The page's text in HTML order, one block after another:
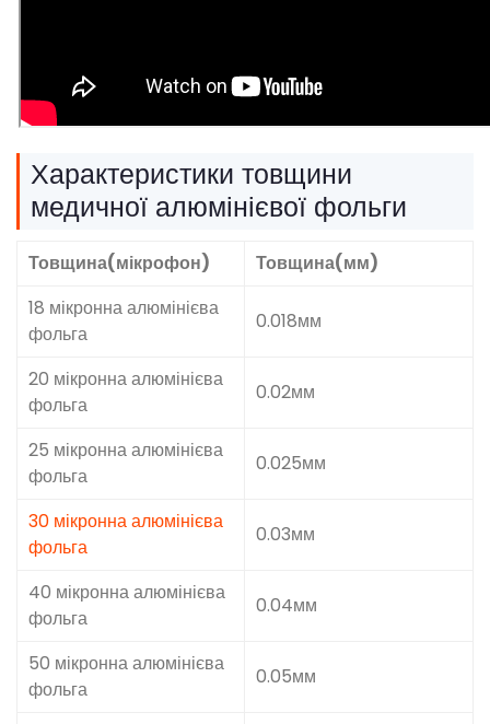
Характеристики товщини
медичної алюмінієвої фольги
Товщина(мікрофон)
Товщина(мм)
18 мікронна алюмінієва
фольга
0.018мм
20 мікронна алюмінієва
фольга
0.02мм
25 мікронна алюмінієва
фольга
0.025мм
30 мікронна алюмінієва
фольга
0.03мм
40 мікронна алюмінієва
фольга
0.04мм
50 мікронна алюмінієва
фольга
0.05мм